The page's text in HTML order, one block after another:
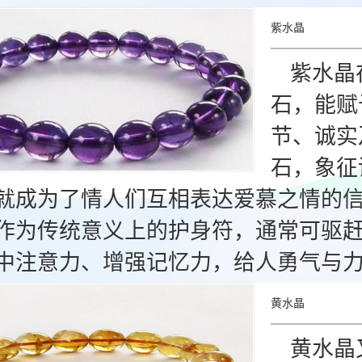
紫水晶
紫水晶
石，能
节、诚
石，象
成为了情人们互相表达爱慕之情的
为传统意义上的护身符，通常可驱
注意力、增强记忆力，给人勇气与
黄水晶
黄水晶